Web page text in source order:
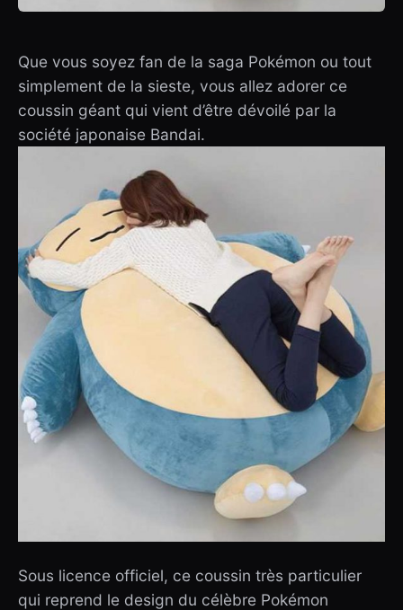
Que vous soyez fan de la saga Pokémon ou tout
simplement de la sieste, vous allez adorer ce
coussin géant qui vient d’être dévoilé par la
société japonaise Bandai.
Sous licence officiel, ce coussin très particulier
qui reprend le design du célèbre Pokémon